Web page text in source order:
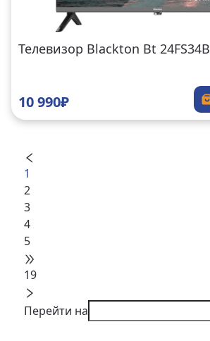
Телевизор Blackton Bt 24FS34B
10 990₽
1
2
3
4
5
19
Перейти на